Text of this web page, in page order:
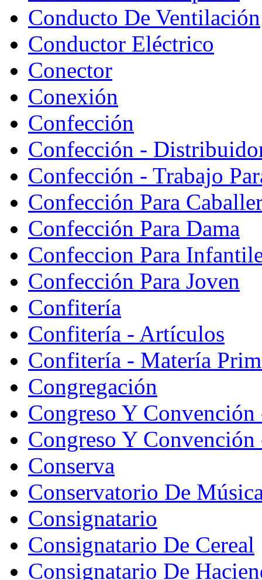
Conducto De Ventilación
Conductor Eléctrico
Conector
Conexión
Confección
Confección -
Confección - Trabajo
Confección Para
Confección Para Dama
Confeccion Para
Confección Para Joven
Confitería
Confitería - Artículos
Confitería - Matería
Congregación
Congreso Y Convención
Congreso Y
Conserva
Conservatorio De
Consignatario
Consignatario De Cereal
Consignatario De